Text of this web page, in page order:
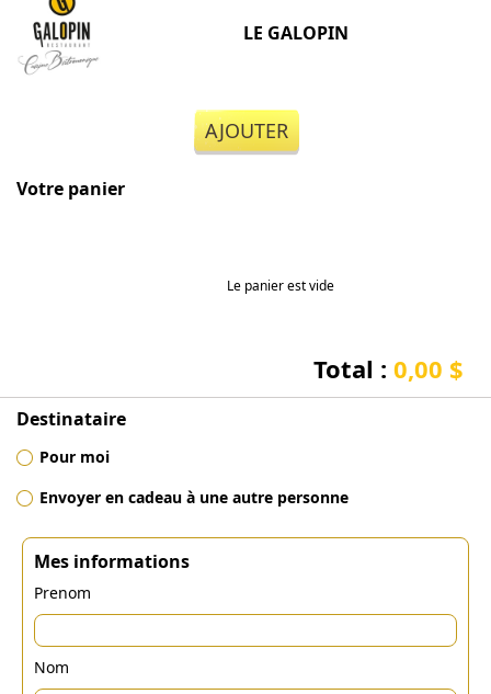
LE GALOPIN
AJOUTER
Votre panier
Le panier est vide
Total : 0,00 $
Destinataire
Pour moi
Envoyer en cadeau à une autre personne
Mes informations
Prenom
Nom